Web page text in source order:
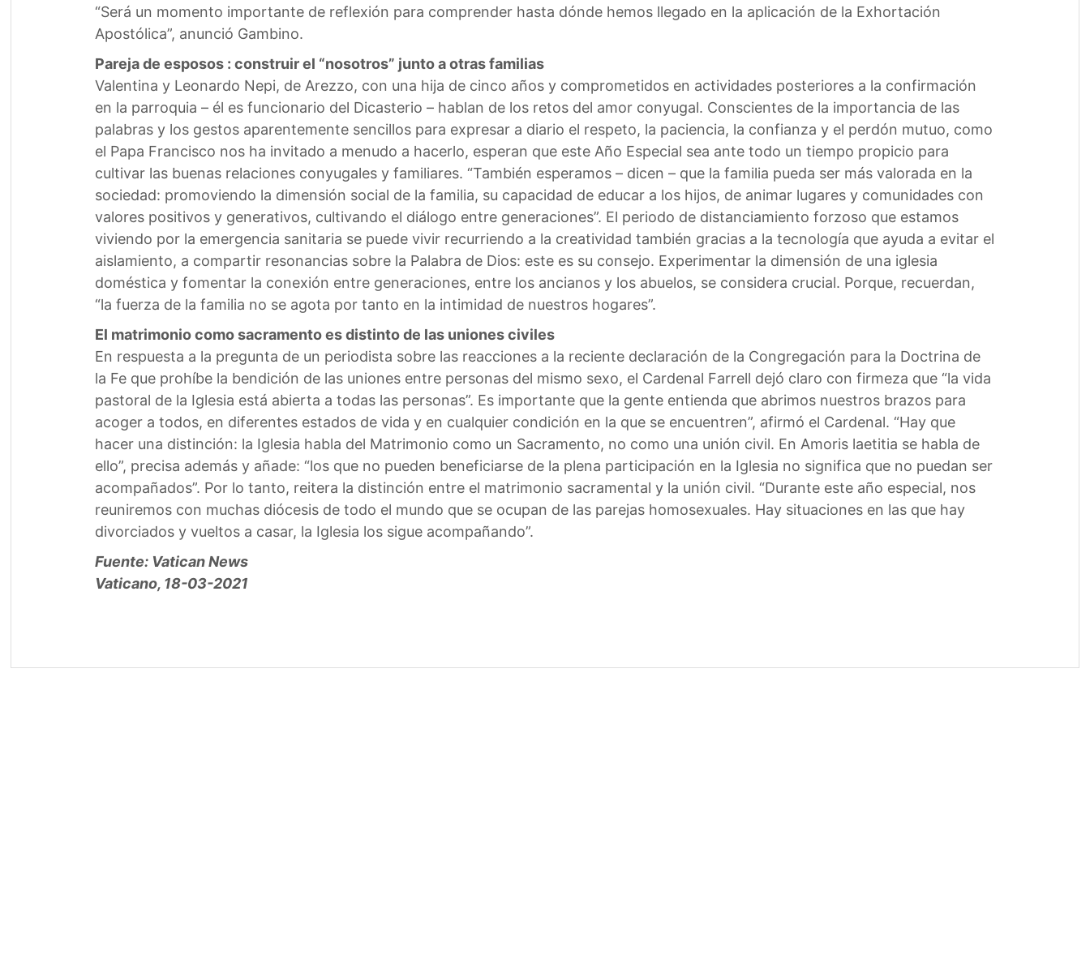
“Será un momento importante de reflexión para comprender hasta dónde hemos llegado en la aplicación de la Exhortación
Apostólica”, anunció Gambino.
Pareja de esposos : construir el “nosotros” junto a otras familias
Valentina y Leonardo Nepi, de Arezzo, con una hija de cinco años y comprometidos en actividades posteriores a la confirmación
en la parroquia – él es funcionario del Dicasterio – hablan de los retos del amor conyugal. Conscientes de la importancia de las
palabras y los gestos aparentemente sencillos para expresar a diario el respeto, la paciencia, la confianza y el perdón mutuo, como
el Papa Francisco nos ha invitado a menudo a hacerlo, esperan que este Año Especial sea ante todo un tiempo propicio para
cultivar las buenas relaciones conyugales y familiares. “También esperamos – dicen – que la familia pueda ser más valorada en la
sociedad: promoviendo la dimensión social de la familia, su capacidad de educar a los hijos, de animar lugares y comunidades con
valores positivos y generativos, cultivando el diálogo entre generaciones”. El periodo de distanciamiento forzoso que estamos
viviendo por la emergencia sanitaria se puede vivir recurriendo a la creatividad también gracias a la tecnología que ayuda a evitar el
aislamiento, a compartir resonancias sobre la Palabra de Dios: este es su consejo. Experimentar la dimensión de una iglesia
doméstica y fomentar la conexión entre generaciones, entre los ancianos y los abuelos, se considera crucial. Porque, recuerdan,
“la fuerza de la familia no se agota por tanto en la intimidad de nuestros hogares”.
El matrimonio como sacramento es distinto de las uniones civiles
En respuesta a la pregunta de un periodista sobre las reacciones a la reciente declaración de la Congregación para la Doctrina de
la Fe que prohíbe la bendición de las uniones entre personas del mismo sexo, el Cardenal Farrell dejó claro con firmeza que “la vida
pastoral de la Iglesia está abierta a todas las personas”. Es importante que la gente entienda que abrimos nuestros brazos para
acoger a todos, en diferentes estados de vida y en cualquier condición en la que se encuentren”, afirmó el Cardenal. “Hay que
hacer una distinción: la Iglesia habla del Matrimonio como un Sacramento, no como una unión civil. En Amoris laetitia se habla de
ello”, precisa además y añade: “los que no pueden beneficiarse de la plena participación en la Iglesia no significa que no puedan ser
acompañados”. Por lo tanto, reitera la distinción entre el matrimonio sacramental y la unión civil. “Durante este año especial, nos
reuniremos con muchas diócesis de todo el mundo que se ocupan de las parejas homosexuales. Hay situaciones en las que hay
divorciados y vueltos a casar, la Iglesia los sigue acompañando”.
Fuente: Vatican News
Vaticano, 18-03-2021